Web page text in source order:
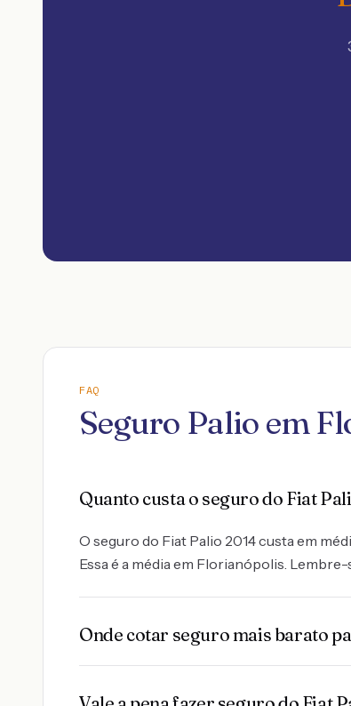
FAQ
Seguro Palio em
Quanto custa o seguro do Fiat
O seguro do Fiat Palio 2014 custa em
Essa é a média em Florianópolis.
Onde cotar seguro mais barato